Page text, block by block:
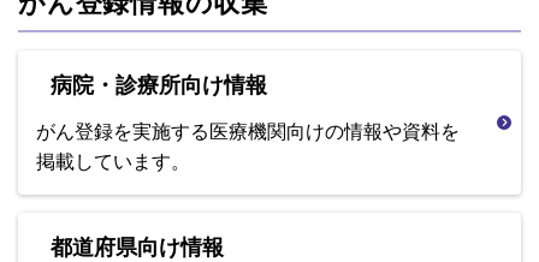
病院・診療所向け情報
がん登録を実施する医療機関向けの情報や資料を
掲載しています。
都道府県向け情報